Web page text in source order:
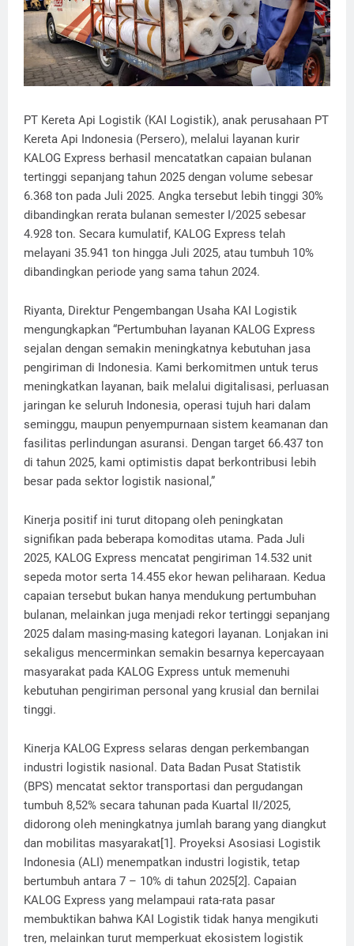
PT Kereta Api Logistik (KAI Logistik), anak perusahaan PT
Kereta Api Indonesia (Persero), melalui layanan kurir
KALOG Express berhasil mencatatkan capaian bulanan
tertinggi sepanjang tahun 2025 dengan volume sebesar
6.368 ton pada Juli 2025. Angka tersebut lebih tinggi 30%
dibandingkan rerata bulanan semester I/2025 sebesar
4.928 ton. Secara kumulatif, KALOG Express telah
melayani 35.941 ton hingga Juli 2025, atau tumbuh 10%
dibandingkan periode yang sama tahun 2024.
Riyanta, Direktur Pengembangan Usaha KAI Logistik
mengungkapkan “Pertumbuhan layanan KALOG Express
sejalan dengan semakin meningkatnya kebutuhan jasa
pengiriman di Indonesia. Kami berkomitmen untuk terus
meningkatkan layanan, baik melalui digitalisasi, perluasan
jaringan ke seluruh Indonesia, operasi tujuh hari dalam
seminggu, maupun penyempurnaan sistem keamanan dan
fasilitas perlindungan asuransi. Dengan target 66.437 ton
di tahun 2025, kami optimistis dapat berkontribusi lebih
besar pada sektor logistik nasional,”
Kinerja positif ini turut ditopang oleh peningkatan
signifikan pada beberapa komoditas utama. Pada Juli
2025, KALOG Express mencatat pengiriman 14.532 unit
sepeda motor serta 14.455 ekor hewan peliharaan. Kedua
capaian tersebut bukan hanya mendukung pertumbuhan
bulanan, melainkan juga menjadi rekor tertinggi sepanjang
2025 dalam masing-masing kategori layanan. Lonjakan ini
sekaligus mencerminkan semakin besarnya kepercayaan
masyarakat pada KALOG Express untuk memenuhi
kebutuhan pengiriman personal yang krusial dan bernilai
tinggi.
Kinerja KALOG Express selaras dengan perkembangan
industri logistik nasional. Data Badan Pusat Statistik
(BPS) mencatat sektor transportasi dan pergudangan
tumbuh 8,52% secara tahunan pada Kuartal II/2025,
didorong oleh meningkatnya jumlah barang yang diangkut
dan mobilitas masyarakat[1]. Proyeksi Asosiasi Logistik
Indonesia (ALI) menempatkan industri logistik, tetap
bertumbuh antara 7 – 10% di tahun 2025[2]. Capaian
KALOG Express yang melampaui rata-rata pasar
membuktikan bahwa KAI Logistik tidak hanya mengikuti
tren, melainkan turut memperkuat ekosistem logistik